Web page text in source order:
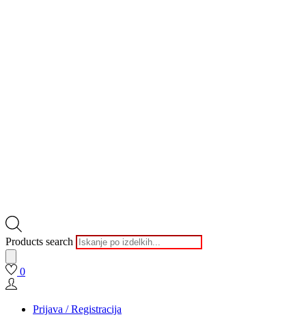
Products search
0
Prijava / Registracija